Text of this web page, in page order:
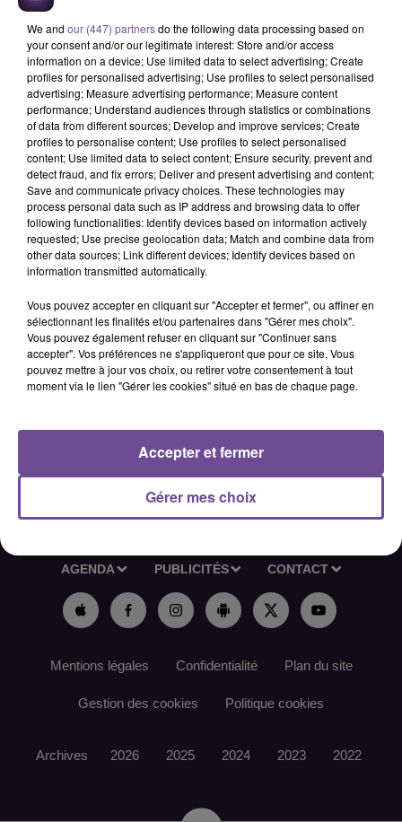
Un magasin de Guéret recherche un
vendeur ou vendeuse en prêt-à-porter
enfant (H/F).
Un magasin de Guéret recherche un vendeur ou vendeuse en
semaines réparties sur 2 après-midi. Il est demandé
fermeture magasin, gestion caisse, réception marchandise,
entretien des locaux, service client important. Vous devez
être dynamique, motivé, avoir l’esprit d’équipe.
AGENDA PUBLICITÉS CONTACT
Mentions légales Confidentialité Plan du site
Gestion des cookies Politique cookies
Archives 2026 2025 2024 2023 2022
We and our (447) partnersdo the following data processing based on
your consent and/or our legitimate interest: Store and/or access
information on a device; Use limited data to select advertising; Create
profiles for personalised advertising; Use profiles to select personalised
advertising; Measure advertising performance; Measure content
performance; Understand audiences through statistics or combinations
of data from different sources; Develop and improve services; Create
profiles to personalise content; Use profiles to select personalised
content; Use limited data to select content; Ensure security, prevent and
detect fraud, and fix errors; Deliver and present advertising and content;
Save and communicate privacy choices. These technologies may
process personal data such as IP address and browsing data to offer
following functionalities: Identify devices based on information actively
requested; Use precise geolocation data; Match and combine data from
other data sources; Link different devices; Identify devices based on
information transmitted automatically.
Vous pouvez accepter en cliquant sur "Accepter et fermer", ou affiner en
sélectionnant les finalités et/ou partenaires dans "Gérer mes choix".
Vous pouvez également refuser en cliquant sur "Continuer sans
accepter". Vos préférences ne s'appliqueront que pour ce site. Vous
pouvez mettre à jour vos choix, ou retirer votre consentement à tout
moment via le lien "Gérer les cookies" situé en bas de chaque page.
Gérer mes choix
Accepter et fermer